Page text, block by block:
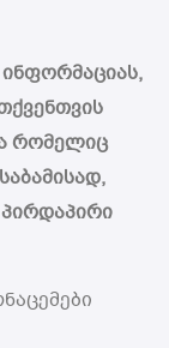
რომელიც